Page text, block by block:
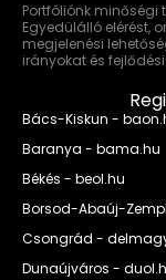
Portfóliónk
Egyedülálló elérést,
megjelenési
irányokat és
Bács-Kiskun -
Baranya - bama.hu
Békés - beol.hu
Borsod-Abaúj-
Csongrád -
Dunaújváros -